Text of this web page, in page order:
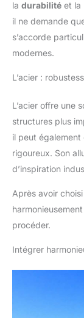
la durabilité et la
il ne demande
s’accorde
modernes.
L’acier :
L’acier offre une
structures plus
il peut également
rigoureux. Son
d’inspiration
Après avoir
procéder.
Intégrer